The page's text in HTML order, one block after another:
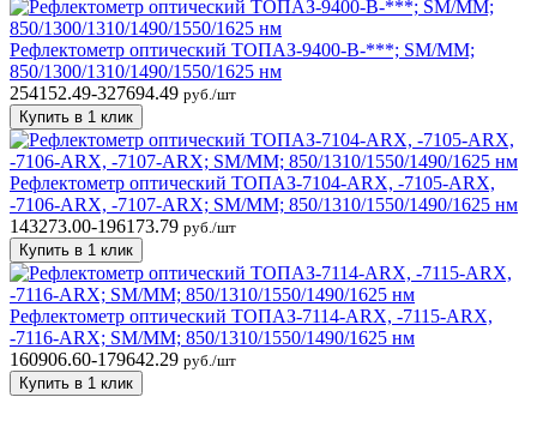
Рефлектометр оптический ТОПАЗ-9400-B-***; SM/MM;
850/1300/1310/1490/1550/1625 нм
254152.49-327694.49 руб./шт
Купить в 1 клик
Рефлектометр оптический ТОПАЗ-7104-ARX, -7105-ARX,
-7106-ARX, -7107-ARX; SM/MM; 850/1310/1550/1490/1625 нм
143273.00-196173.79 руб./шт
Купить в 1 клик
Рефлектометр оптический ТОПАЗ-7114-ARX, -7115-ARX,
-7116-ARX; SM/MM; 850/1310/1550/1490/1625 нм
160906.60-179642.29 руб./шт
Купить в 1 клик